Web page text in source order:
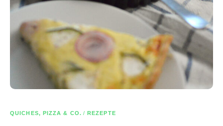
QUICHES, PIZZA & CO. / REZEPTE